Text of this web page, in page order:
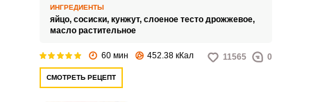
супермаркете.
ИНГРЕДИЕНТЫ
яйцо, сосиски, кунжут, слоеное тесто дрожжевое,
масло растительное
60 мин 452.38 кКал 11565 0
СМОТРЕТЬ РЕЦЕПТ